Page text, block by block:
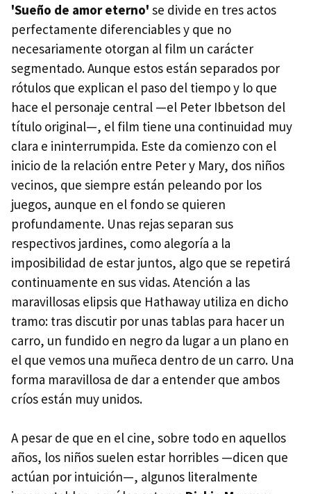
'Sueño de amor eterno' se divide en tres actos
perfectamente diferenciables y que no
necesariamente otorgan al film un carácter
segmentado. Aunque estos están separados por
rótulos que explican el paso del tiempo y lo que
hace el personaje central —el Peter Ibbetson del
título original—, el film tiene una continuidad muy
clara e ininterrumpida. Este da comienzo con el
inicio de la relación entre Peter y Mary, dos niños
vecinos, que siempre están peleando por los
juegos, aunque en el fondo se quieren
profundamente. Unas rejas separan sus
respectivos jardines, como alegoría a la
imposibilidad de estar juntos, algo que se repetirá
continuamente en sus vidas. Atención a las
maravillosas elipsis que Hathaway utiliza en dicho
tramo: tras discutir por unas tablas para hacer un
carro, un fundido en negro da lugar a un plano en
el que vemos una muñeca dentro de un carro. Una
forma maravillosa de dar a entender que ambos
críos están muy unidos.
A pesar de que en el cine, sobre todo en aquellos
años, los niños suelen estar horribles —dicen que
actúan por intuición—, algunos literalmente